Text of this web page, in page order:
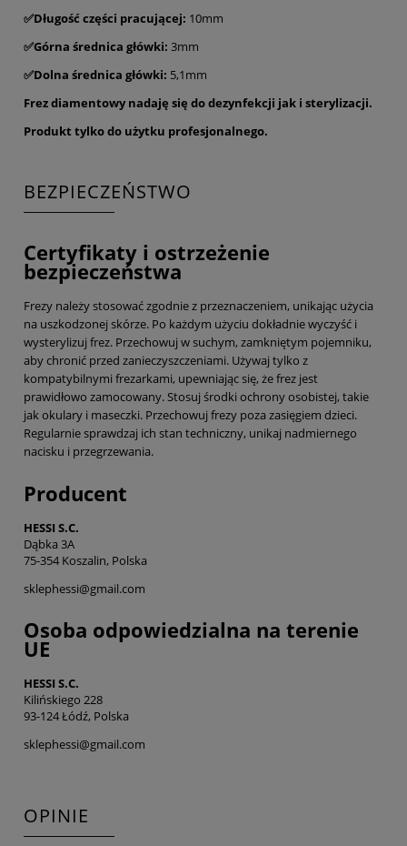
✅Długość części pracującej: 10mm
✅Górna średnica główki: 3mm
✅Dolna średnica główki: 5,1mm
Frez diamentowy nadaję się do dezynfekcji jak i sterylizacji.
Produkt tylko do użytku profesjonalnego.
BEZPIECZEŃSTWO
Certyfikaty i ostrzeżenie
bezpieczeństwa
Frezy należy stosować zgodnie z przeznaczeniem, unikając użycia
na uszkodzonej skórze. Po każdym użyciu dokładnie wyczyść i
wysterylizuj frez. Przechowuj w suchym, zamkniętym pojemniku,
aby chronić przed zanieczyszczeniami. Używaj tylko z
kompatybilnymi frezarkami, upewniając się, że frez jest
prawidłowo zamocowany. Stosuj środki ochrony osobistej, takie
jak okulary i maseczki. Przechowuj frezy poza zasięgiem dzieci.
Regularnie sprawdzaj ich stan techniczny, unikaj nadmiernego
nacisku i przegrzewania.
Producent
HESSI S.C.
Dąbka 3A
75-354 Koszalin, Polska
sklephessi@gmail.com
Osoba odpowiedzialna na terenie
UE
HESSI S.C.
Kilińskiego 228
93-124 Łódź, Polska
sklephessi@gmail.com
OPINIE